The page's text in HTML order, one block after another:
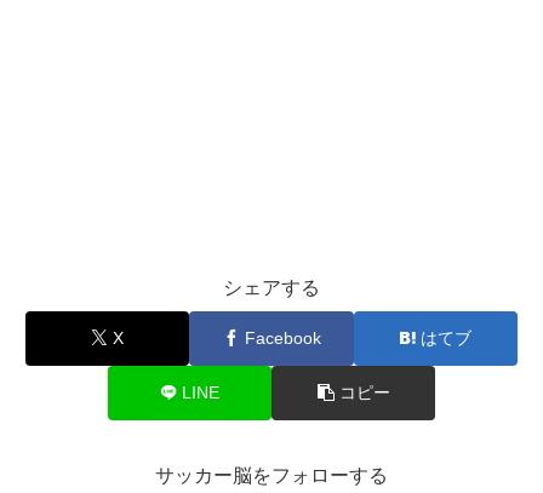
シェアする
X Facebook はてブ
LINE コピー
サッカー脳をフォローする